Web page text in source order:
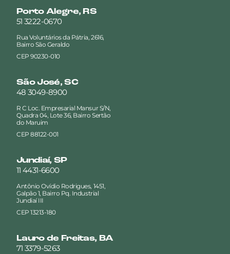
Porto Alegre, RS
51 3222-0670
Rua Voluntários da Pátria, 2616,
Bairro São Geraldo
CEP 90230-010
São José, SC
48 3049-8900
R C Loc. Empresarial Mansur S/N,
Quadra 04, Lote 36, Bairro Sertão
do Maruim
CEP 88122-001
Jundiaí, SP
11 4431-6600
Antônio Ovídio Rodrigues, 1451,
Galpão 1, Bairro Pq. Industrial
Jundiaí III
CEP 13213-180
Lauro de Freitas, BA
71 3379-5263